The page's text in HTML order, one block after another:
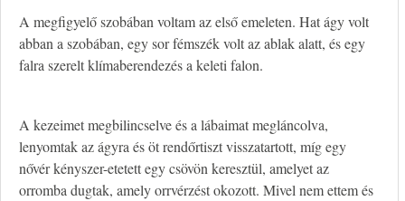
A megfigyelő szobában voltam az első emeleten. Hat ágy volt
abban a szobában, egy sor fémszék volt az ablak alatt, és egy
falra szerelt klímaberendezés a keleti falon.
A kezeimet megbilincselve és a lábaimat megláncolva,
lenyomtak az ágyra és öt rendőrtiszt visszatartott, míg egy
nővér kényszer-etetett egy csövön keresztül, amelyet az
orromba dugtak, amely orrvérzést okozott. Mivel nem ettem és